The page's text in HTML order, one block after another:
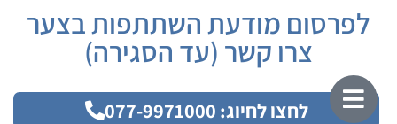
לפרסום מודעת השתתפות בצער
צרו קשר (עד הסגירה)
לחצו לחיוג: 077-9971000